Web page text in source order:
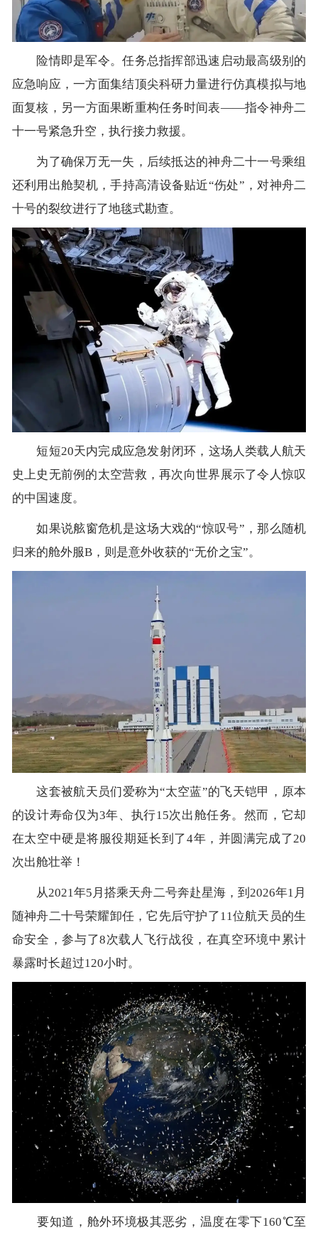
险情即是军令。任务总指挥部迅速启动最高级别的
应急响应，一方面集结顶尖科研力量进行仿真模拟与地
面复核，另一方面果断重构任务时间表——指令神舟二
十一号紧急升空，执行接力救援。
为了确保万无一失，后续抵达的神舟二十一号乘组
还利用出舱契机，手持高清设备贴近“伤处”，对神舟二
十号的裂纹进行了地毯式勘查。
短短20天内完成应急发射闭环，这场人类载人航天
史上史无前例的太空营救，再次向世界展示了令人惊叹
的中国速度。
如果说舷窗危机是这场大戏的“惊叹号”，那么随机
归来的舱外服B，则是意外收获的“无价之宝”。
这套被航天员们爱称为“太空蓝”的飞天铠甲，原本
的设计寿命仅为3年、执行15次出舱任务。然而，它却
在太空中硬是将服役期延长到了4年，并圆满完成了20
次出舱壮举！
从2021年5月搭乘天舟二号奔赴星海，到2026年1月
随神舟二十号荣耀卸任，它先后守护了11位航天员的生
命安全，参与了8次载人飞行战役，在真空环境中累计
暴露时长超过120小时。
要知道，舱外环境极其恶劣，温度在零下160℃至